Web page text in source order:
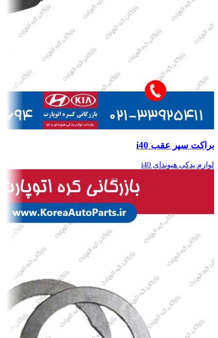
براکت سپر عقب i40
لوازم یدکی هیوندای i40